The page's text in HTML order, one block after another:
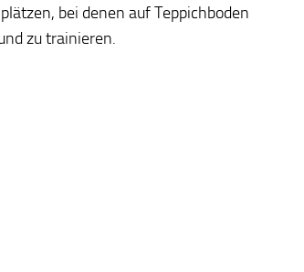
bei denen auf Teppichboden
zu trainieren.